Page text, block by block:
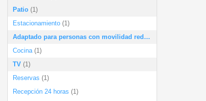
Patio (1)
Estacionamiento (1)
Adaptado para personas con movilidad reducida
Cocina(1)
TV (1)
Reservas (1)
Recepción 24 horas (1)